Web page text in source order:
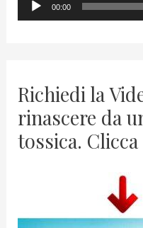
00:00
Richiedi la
rinascere da
tossica.